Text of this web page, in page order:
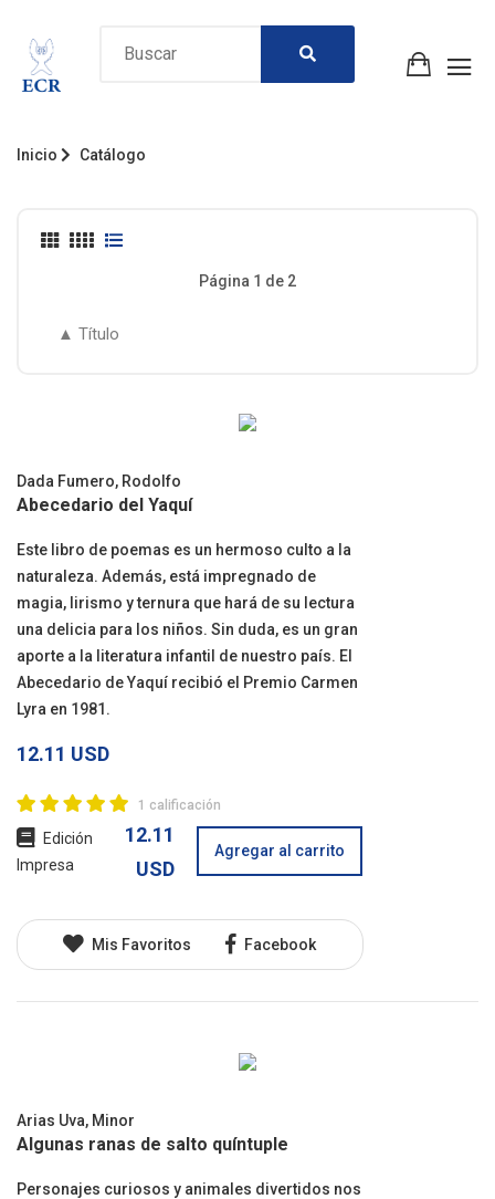
Inicio Catálogo
Página 1 de 2
Dada Fumero, Rodolfo
Abecedario del Yaquí
Este libro de poemas es un hermoso culto a la
naturaleza. Además, está impregnado de
magia, lirismo y ternura que hará de su lectura
una delicia para los niños. Sin duda, es un gran
aporte a la literatura infantil de nuestro país. El
Abecedario de Yaquí recibió el Premio Carmen
Lyra en 1981.
12.11 USD
1 calificación
Edición
Impresa
12.11
USD
Agregar al carrito
Mis Favoritos Facebook
Arias Uva, Minor
Algunas ranas de salto quíntuple
Personajes curiosos y animales divertidos nos